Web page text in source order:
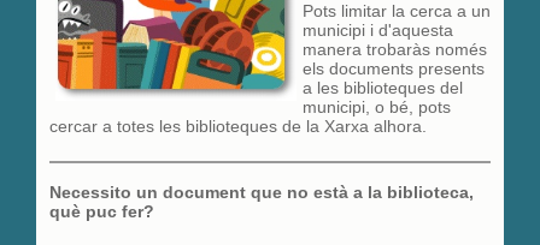
Pots limitar la cerca a un
municipi i d'aquesta
manera trobaràs només
els documents presents
a les biblioteques del
municipi, o bé, pots
cercar a totes les biblioteques de la Xarxa alhora.
Necessito un document que no està a la biblioteca,
què puc fer?